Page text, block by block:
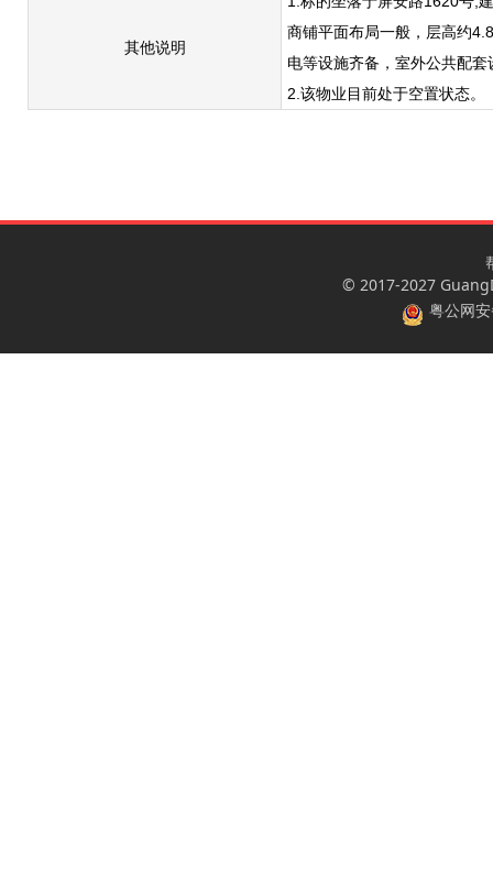
其他说明
商铺平面布局一般，层高约
电等设施齐备，室外公共配
2.该物业目前处于空置状态。
© 2017-2027
粤公网